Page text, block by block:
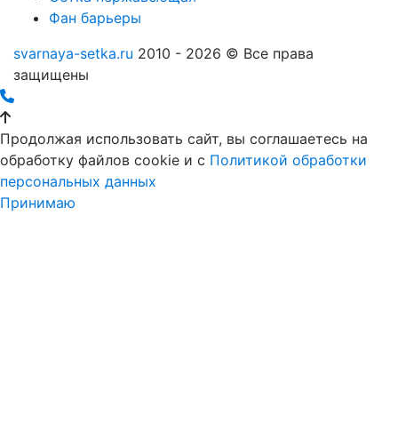
Фан барьеры
svarnaya-setka.ru 2010 - 2026 © Все права
защищены
Продолжая использовать сайт, вы соглашаетесь на
обработку файлов cookie и c Политикой обработки
персональных данных
Принимаю